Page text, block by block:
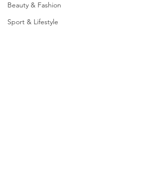
Beauty & Fashion
Sport & Lifestyle